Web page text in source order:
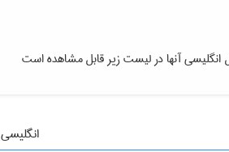
انگلیسی آنها در لیست زیر قابل مشاهده است
انگلیسی